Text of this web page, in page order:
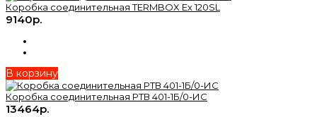
Коробка соединительная TERMBOX Ex 120SL
9140р.
В корзину
Коробка соединительная РТВ 401-1Б/0-ИС
13464р.